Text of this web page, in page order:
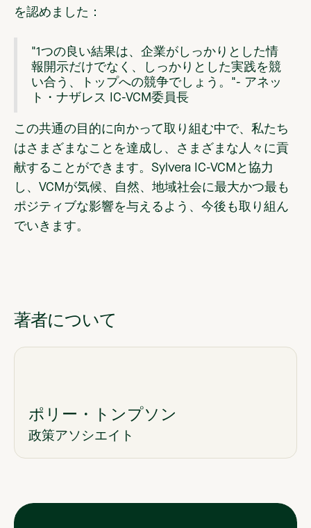
を認めました：
"1つの良い結果は、企業がしっかりとした情
報開示だけでなく、しっかりとした実践を競
い合う、トップへの競争でしょう。"- アネッ
ト・ナザレス IC-VCM委員長
この共通の目的に向かって取り組む中で、私たち
はさまざまなことを達成し、さまざまな人々に貢
献することができます。Sylvera IC-VCMと協力
し、VCMが気候、自然、地域社会に最大かつ最も
ポジティブな影響を与えるよう、今後も取り組ん
でいきます。
著者について
ポリー・トンプソン
政策アソシエイト